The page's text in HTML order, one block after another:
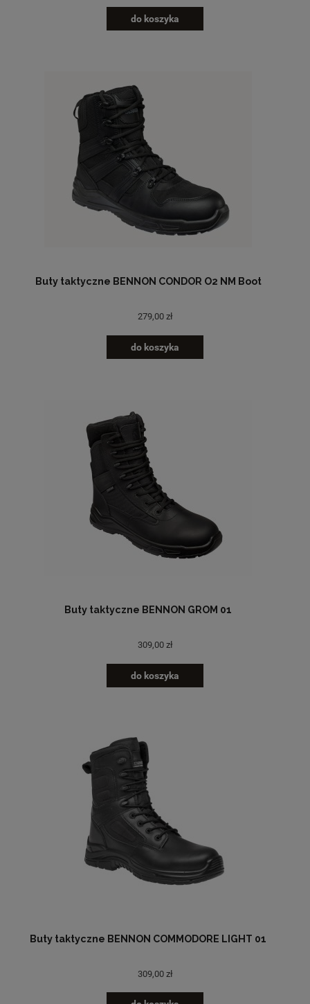
do koszyka
Buty taktyczne BENNON CONDOR O2 NM Boot
279,00 zł
do koszyka
Buty taktyczne BENNON GROM 01
309,00 zł
do koszyka
Buty taktyczne BENNON COMMODORE LIGHT 01
309,00 zł